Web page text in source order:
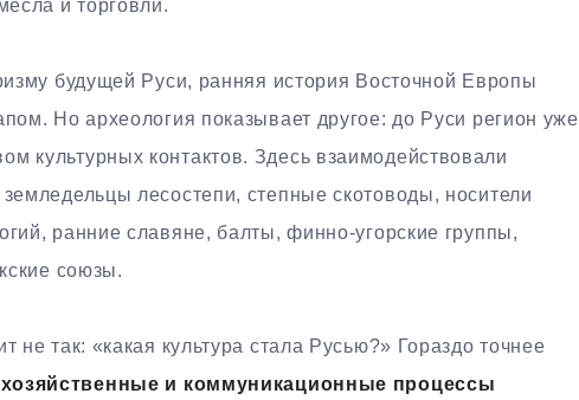
и торговли.
будущей Руси, ранняя история Восточной Европы
Но археология показывает другое: до Руси регион уже
культурных контактов. Здесь взаимодействовали
лесостепи, степные скотоводы, носители
ранние славяне, балты, финно-угорские группы,
союзы.
не так: «какая культура стала Русью?» Гораздо точнее
хозяйственные и коммуникационные процессы